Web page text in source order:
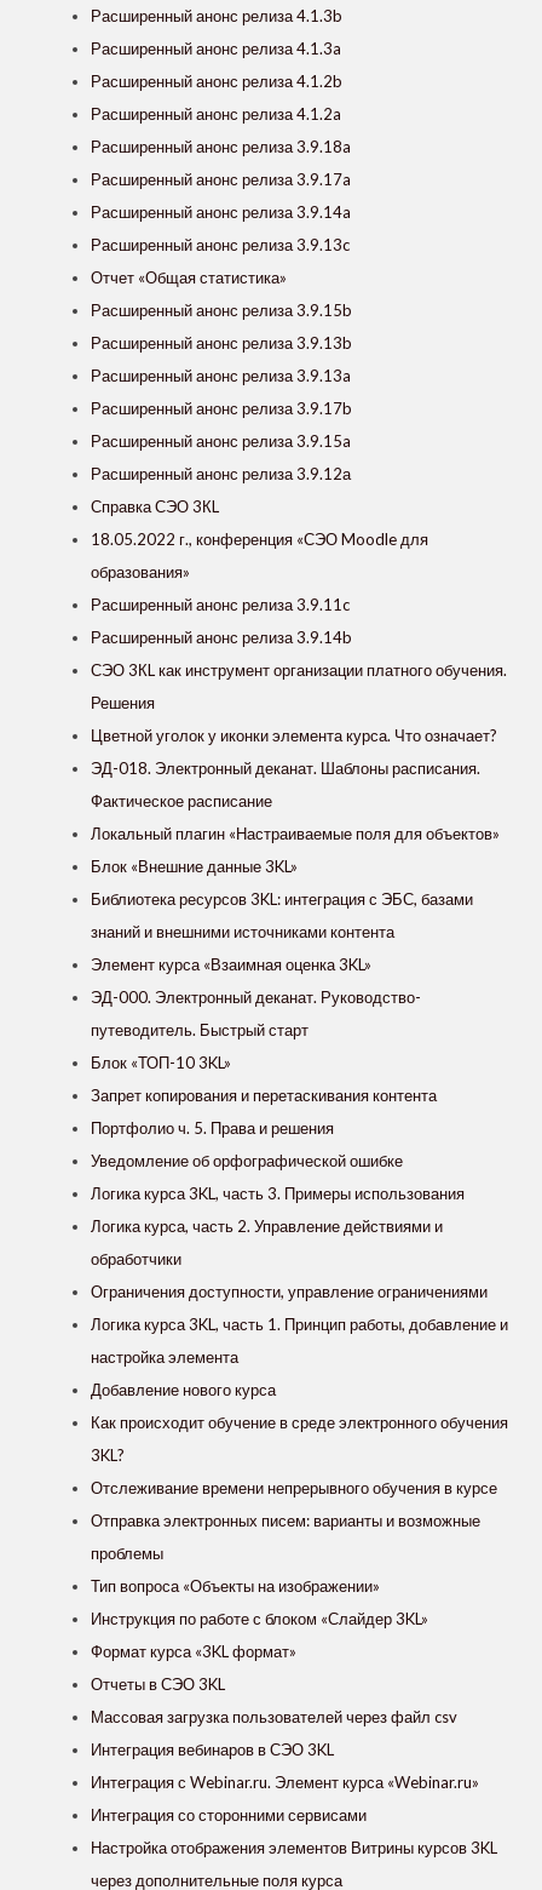
Расширенный анонс релиза 4.1.3b
Расширенный анонс релиза 4.1.3a
Расширенный анонс релиза 4.1.2b
Расширенный анонс релиза 4.1.2a
Расширенный анонс релиза 3.9.18a
Расширенный анонс релиза 3.9.17a
Расширенный анонс релиза 3.9.14a
Расширенный анонс релиза 3.9.13c
Отчет «Общая статистика»
Расширенный анонс релиза 3.9.15b
Расширенный анонс релиза 3.9.13b
Расширенный анонс релиза 3.9.13a
Расширенный анонс релиза 3.9.17b
Расширенный анонс релиза 3.9.15a
Расширенный анонс релиза 3.9.12а
Справка СЭО 3КL
18.05.2022 г., конференция «СЭО Moodle для
образования»
Расширенный анонс релиза 3.9.11c
Расширенный анонс релиза 3.9.14b
СЭО 3КL как инструмент организации платного обучения.
Решения
Цветной уголок у иконки элемента курса. Что означает?
ЭД-018. Электронный деканат. Шаблоны расписания.
Фактическое расписание
Локальный плагин «Настраиваемые поля для объектов»
Блок «Внешние данные 3KL»
Библиотека ресурсов 3KL: интеграция с ЭБС, базами
знаний и внешними источниками контента
Элемент курса «Взаимная оценка 3KL»
ЭД-000. Электронный деканат. Руководство-
путеводитель. Быстрый старт
Блок «ТОП-10 3KL»
Запрет копирования и перетаскивания контента
Портфолио ч. 5. Права и решения
Уведомление об орфографической ошибке
Логика курса 3KL, часть 3. Примеры использования
Логика курса, часть 2. Управление действиями и
обработчики
Ограничения доступности, управление ограничениями
Логика курса 3KL, часть 1. Принцип работы, добавление и
настройка элемента
Добавление нового курса
Как происходит обучение в среде электронного обучения
3KL?
Отслеживание времени непрерывного обучения в курсе
Отправка электронных писем: варианты и возможные
проблемы
Тип вопроса «Объекты на изображении»
Инструкция по работе с блоком «Слайдер 3KL»
Формат курса «3KL формат»
Отчеты в СЭО 3KL
Массовая загрузка пользователей через файл csv
Интеграция вебинаров в СЭО 3KL
Интеграция с Webinar.ru. Элемент курса «Webinar.ru»
Интеграция со сторонними сервисами
Настройка отображения элементов Витрины курсов 3KL
через дополнительные поля курса